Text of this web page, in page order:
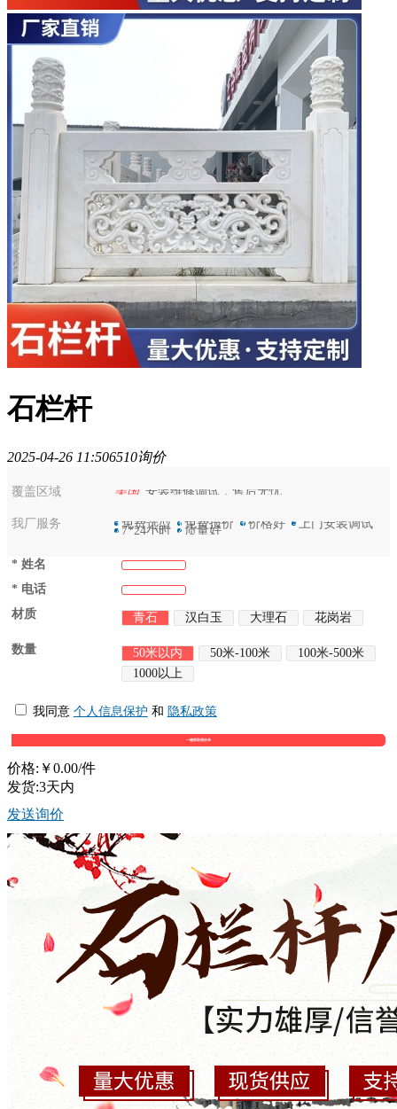
石栏杆
2025-04-26 11:506510询价
覆盖区域 美国 安装维修调试，售后无忧
我厂服务 选免费选型 保免费报价 优价格好 装上门安装调试
7 7*24小时 好质量好
*姓名
*电话
材质
青石 汉白玉 大理石 花岗岩
数量 50米以内 50米-100米
100米-500米
1000以上
我同意 个人信息保护 和 隐私政策
价格: ￥0.00/件
发货:3天内
发送询价